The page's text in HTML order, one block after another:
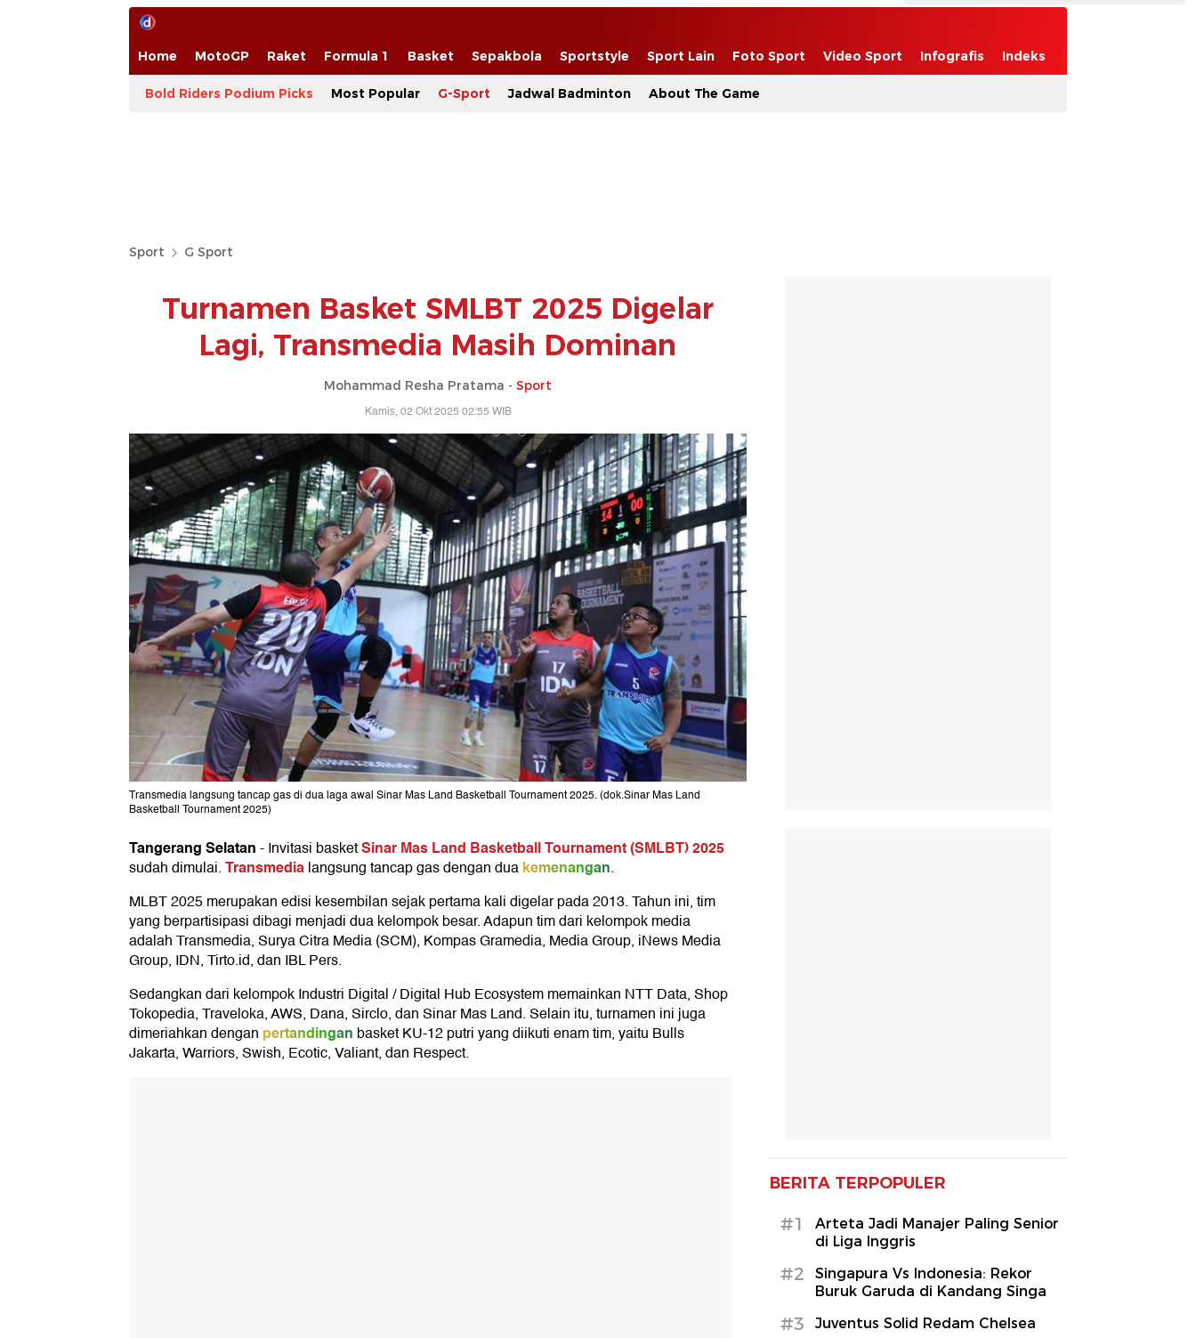
Home MotoGP Raket Formula 1 Basket Sepakbola Sportstyle Sport Lain Foto Sport Video Sport Infografis Indeks
Bold Riders Podium Picks Most Popular G-Sport Jadwal Badminton About The Game
Sport G Sport
Turnamen Basket SMLBT 2025 Digelar
Lagi, Transmedia Masih Dominan
Mohammad Resha Pratama - Sport
Kamis, 02 Okt 2025 02:55 WIB
Transmedia langsung tancap gas di dua laga awal Sinar Mas Land Basketball Tournament 2025. (dok.Sinar Mas Land
Basketball Tournament 2025)
Tangerang Selatan-Invitasi basketSinar Mas Land Basketball Tournament (SMLBT) 2025
sudah dimulai.Transmedialangsung tancap gas dengan duakemenangan.
MLBT 2025 merupakan edisi kesembilan sejak pertama kali digelar pada 2013. Tahun ini, tim
yang berpartisipasi dibagi menjadi dua kelompok besar. Adapun tim dari kelompok media
adalah Transmedia, Surya Citra Media (SCM), Kompas Gramedia, Media Group, iNews Media
Group, IDN, Tirto.id, dan IBL Pers.
Sedangkan dari kelompok Industri Digital / Digital Hub Ecosystem memainkan NTT Data, Shop
Tokopedia, Traveloka, AWS, Dana, Sirclo, dan Sinar Mas Land. Selain itu, turnamen ini juga
dimeriahkan dengan pertandingan basket KU-12 putri yang diikuti enam tim, yaitu Bulls
Jakarta, Warriors, Swish, Ecotic, Valiant, dan Respect.
BERITA TERPOPULER
#1
Arteta Jadi Manajer Paling Senior
di Liga Inggris
#2
Singapura Vs Indonesia: Rekor
Buruk Garuda di Kandang Singa
#3 Juventus Solid Redam Chelsea